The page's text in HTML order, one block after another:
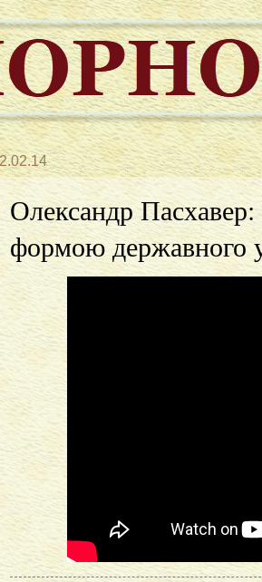
Олександр
формою державного